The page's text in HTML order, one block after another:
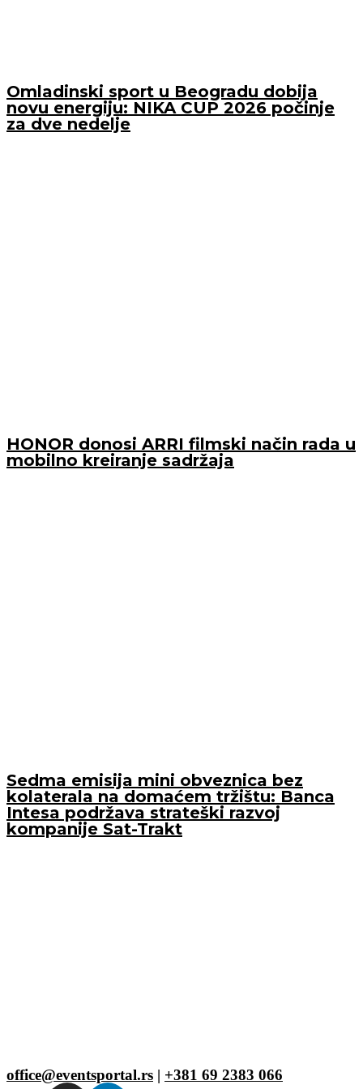
Omladinski sport u Beogradu dobija
novu energiju: NIKA CUP 2026 počinje
za dve nedelje
HONOR donosi ARRI filmski način rada u
mobilno kreiranje sadržaja
Sedma emisija mini obveznica bez
kolaterala na domaćem tržištu: Banca
Intesa podržava strateški razvoj
kompanije Sat-Trakt
office@eventsportal.rs | +381 69 2383 066